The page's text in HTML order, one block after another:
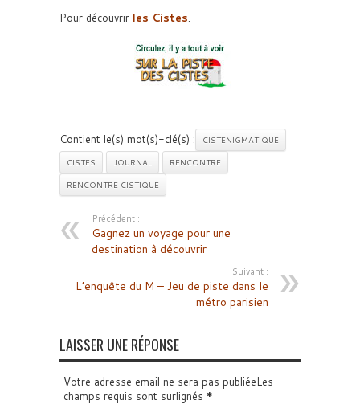
Pour découvrir les Cistes.
Contient le(s) mot(s)-clé(s) :
CISTENIGMATIQUE
CISTES
JOURNAL
RENCONTRE
RENCONTRE CISTIQUE
Précédent :
Gagnez un voyage pour une
destination à découvrir
Suivant :
L’enquête du M – Jeu de piste dans le
métro parisien
LAISSER UNE RÉPONSE
Votre adresse email ne sera pas publiéeLes
champs requis sont surlignés *